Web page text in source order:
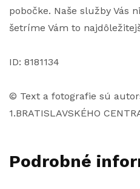
pobočke. Naše služby Vás
šetríme Vám to
ID: 8181134
© Text a fotografie sú
1.BRATISLAVSKÉHO
Podrobné